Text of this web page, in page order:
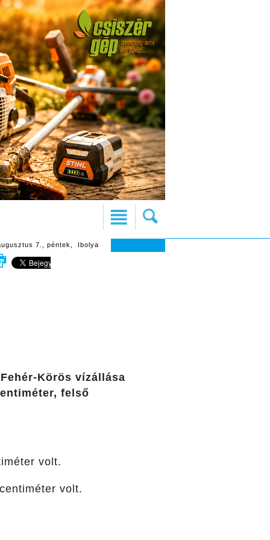
7., péntek, Ibolya
Körös vízállása
felső
volt.
volt.